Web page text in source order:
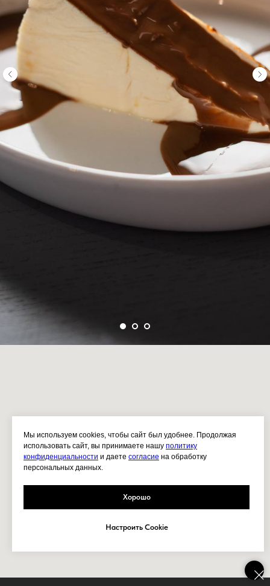
Мы используем cookies, чтобы сайт был удобнее. Продолжая
использовать сайт, вы принимаете нашу политику
конфиденциальности и даете согласие на обработку
персональных данных.
Хорошо
Настроить Cookie